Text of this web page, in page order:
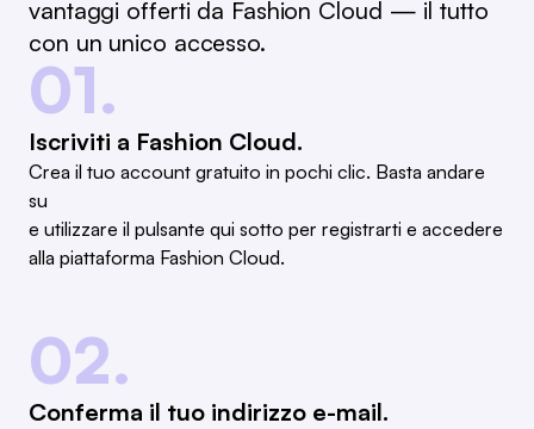
vantaggi offerti da Fashion Cloud — il tutto
con un unico accesso.
01.
Iscriviti a Fashion Cloud.
Crea il tuo account gratuito in pochi clic. Basta andare
su
e utilizzare il pulsante qui sotto per registrarti e accedere
alla piattaforma Fashion Cloud.
02.
Conferma il tuo indirizzo e-mail.